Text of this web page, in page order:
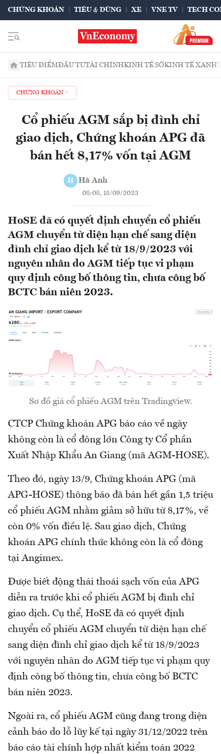
CHỨNG KHOÁN TIÊU & DÙNG XE VNE TV TECH
TIÊU ĐIỂMĐẦU TƯTÀI CHÍNHKINH TẾ SỐKINH TẾ XANH
CHỨNG KHOÁN
Cổ phiếu AGM sắp bị đình chỉ
giao dịch, Chứng khoán APG đã
bán hết 8,17% vốn tại AGM
H Hà Anh
08:08, 18/09/2023
HoSE đã có quyết định chuyển cổ phiếu
AGM chuyển từ diện hạn chế sang diện
đình chỉ giao dịch kể từ 18/9/2023 với
nguyên nhân do AGM tiếp tục vi phạm
quy định công bố thông tin, chưa công bố
BCTC bán niên 2023.
Sơ đồ giá cổ phiếu AGM trên Tradingview.
CTCP Chứng khoán APG báo cáo về ngày
không còn là cổ đông lớn Công ty Cổ phần
Xuất Nhập Khẩu An Giang (mã AGM-HOSE).
Theo đó, ngày 13/9, Chứng khoán APG (mã
APG-HOSE) thông báo đã bán hết gần 1,5 triệu
cổ phiếu AGM nhằm giảm sở hữu từ 8,17%, về
còn 0% vốn điều lệ. Sau giao dịch, Chứng
khoán APG chính thức không còn là cổ đông
tại Angimex.
Được biết động thái thoái sạch vốn của APG
diễn ra trước khi cổ phiếu AGM bị đình chỉ
giao dịch. Cụ thể, HoSE đã có quyết định
chuyển cổ phiếu AGM chuyển từ diện hạn chế
sang diện đình chỉ giao dịch kể từ 18/9/2023
với nguyên nhân do AGM tiếp tục vi phạm quy
định công bố thông tin, chưa công bố BCTC
bán niên 2023.
Ngoài ra, cổ phiếu AGM cũng đang trong diện
cảnh báo do lỗ lũy kế tại ngày 31/12/2022 trên
báo cáo tài chính hợp nhất kiểm toán 2022